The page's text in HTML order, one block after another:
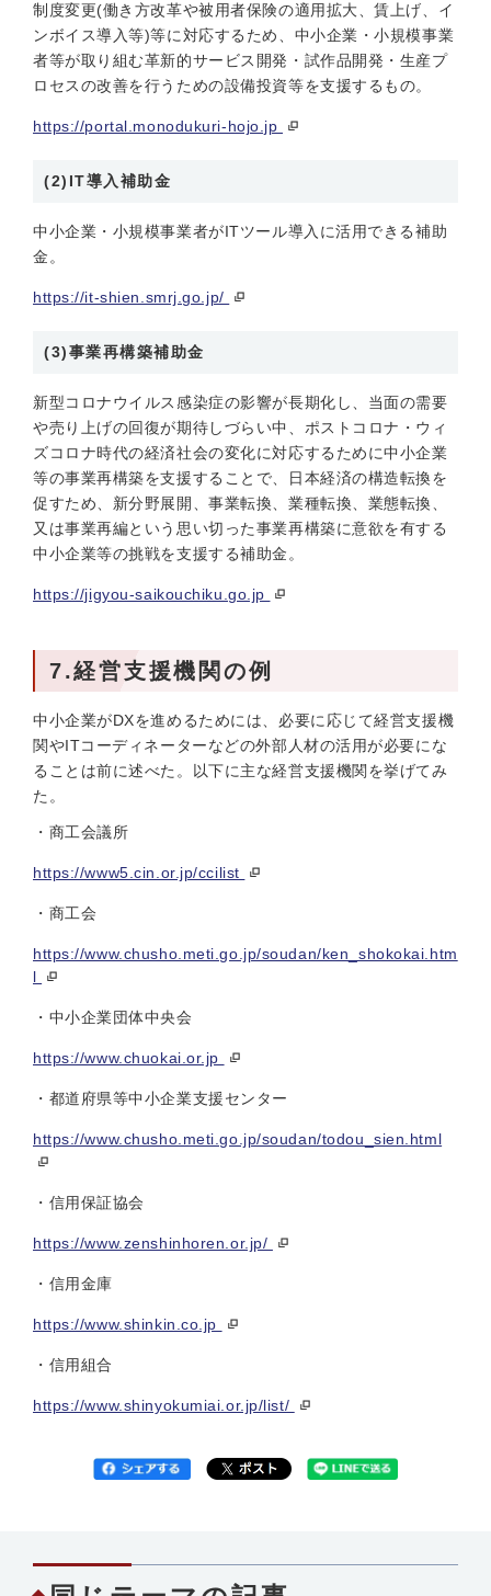
制度変更(働き方改革や被用者保険の適用拡大、賃上げ、イ
ンボイス導入等)等に対応するため、中小企業・小規模事業
者等が取り組む革新的サービス開発・試作品開発・生産プ
ロセスの改善を行うための設備投資等を支援するもの。
https://portal.monodukuri-hojo.jp
(2)IT導入補助金
中小企業・小規模事業者がITツール導入に活用できる補助
金。
https://it-shien.smrj.go.jp/
(3)事業再構築補助金
新型コロナウイルス感染症の影響が長期化し、当面の需要
や売り上げの回復が期待しづらい中、ポストコロナ・ウィ
ズコロナ時代の経済社会の変化に対応するために中小企業
等の事業再構築を支援することで、日本経済の構造転換を
促すため、新分野展開、事業転換、業種転換、業態転換、
又は事業再編という思い切った事業再構築に意欲を有する
中小企業等の挑戦を支援する補助金。
https://jigyou-saikouchiku.go.jp
7.経営支援機関の例
中小企業がDXを進めるためには、必要に応じて経営支援機
関やITコーディネーターなどの外部人材の活用が必要にな
ることは前に述べた。以下に主な経営支援機関を挙げてみ
た。
・商工会議所
https://www5.cin.or.jp/ccilist
・商工会
https://www.chusho.meti.go.jp/soudan/ken_shokokai.htm
l
・中小企業団体中央会
https://www.chuokai.or.jp
・都道府県等中小企業支援センター
https://www.chusho.meti.go.jp/soudan/todou_sien.html
・信用保証協会
https://www.zenshinhoren.or.jp/
・信用金庫
https://www.shinkin.co.jp
・信用組合
https://www.shinyokumiai.or.jp/list/